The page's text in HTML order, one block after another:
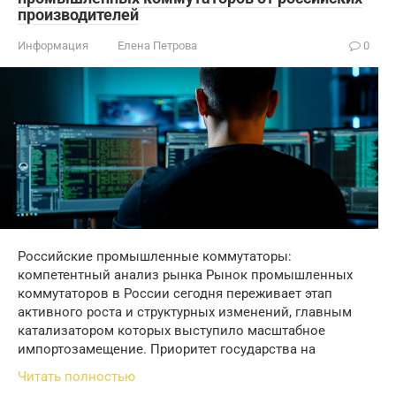
производителей
Информация Елена Петрова 0
Российские промышленные коммутаторы:
компетентный анализ рынка Рынок промышленных
коммутаторов в России сегодня переживает этап
активного роста и структурных изменений, главным
катализатором которых выступило масштабное
импортозамещение. Приоритет государства на
Читать полностью